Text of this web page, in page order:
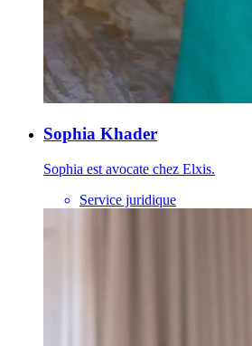
Sophia Khader
Sophia est avocate chez Elxis.
Service juridique